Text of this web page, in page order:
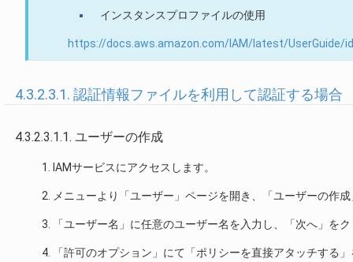
インスタンスプロファイルの使用
https://docs.aws.amazon.com/IAM/latest/UserGuide/
4.3.2.3.1. 認証情報ファイルを利用して認証する場合
4.3.2.3.1.1. ユーザーの作成
IAMサービスにアクセスします。
メニューより「ユーザー」ページを開き、「ユーザーの作
「ユーザー名」に任意のユーザー名を入力し、「次へ」を
「許可のオプション」にて「ポリシーを直接アタッチする